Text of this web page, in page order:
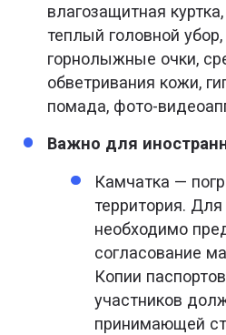
влагозащитная
теплый головной
горнолыжные очки,
обветривания кожи,
помада, фото-
Важно для
Камчатка —
территория.
необходимо
согласование
Копии
участников
принимающей